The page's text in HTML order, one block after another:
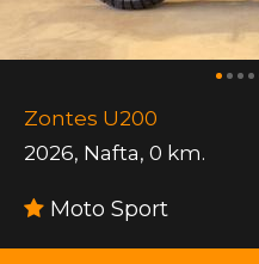
Zontes U200
2026, Nafta, 0 km.
Moto Sport